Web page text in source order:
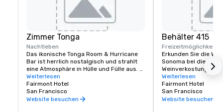
Zimmer Tonga
Nachtleben
Das ikonische Tonga Room & Hurricane
Bar ist herrlich nostalgisch und strahlt
eine Atmosphäre in Hülle und Fülle aus.
Kein Wunder, war es doch ein Hollywood-
Szenenbildner, der den thematischen
Look & Feel kreierte. Die Gäste
versammeln sich rund um eine große
Weiterlesen
Fairmont Hotel
San Francisco
Website besuchen
Behälter 415
Freizeitmöglichkeiten
Erkunden Sie die
Sonoma bei dieser
Weinverkostung im
Erfahrene
Geschmack kennen,
Reise verlaufen soll,
maßgeschneidertes
Weiterlesen
Fairmont Hotel
San Francisco
Website besuchen